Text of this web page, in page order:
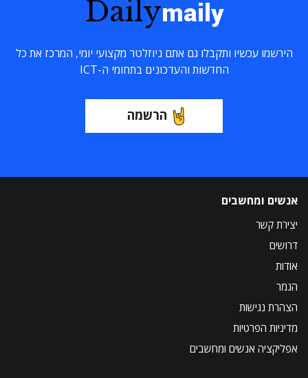
Dailymaily
הירשמו עכשיו ותקבלו גם אתם ניוזלטר מקצועי יומי, המרכז את כל
החדשות והעדכונים בתחומי ה-ICT
הרשמה
אנשים ומחשבים
יצירת קשר
דרושים
אודות
הנמר
הצהרת נגישות
מדיניות הפרטיות
אפליקציה אנשים ומחשבים